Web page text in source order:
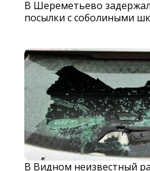
В Шереметьево
посылки с соболиными
В Видном неизвестный